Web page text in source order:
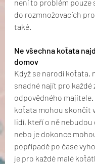
není to problém pouze
do rozmnožovacích
také.
Ne všechna koťata
domov
Když se narodí koťata,
snadné najít pro každé
odpovědného
koťata mohou skončit
lidí, kteří o ně
nebo je dokonce
popřípadě po čase
je pro každé malé